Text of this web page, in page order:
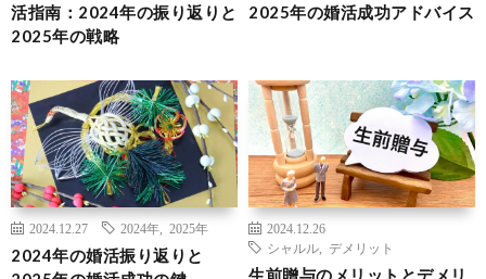
活指南：2024年の振り返りと
2025年の戦略
2025年の婚活成功アドバイス
2024.12.27 2024年 2025年
2024年の婚活振り返りと
2024.12.26
シャルル
デメリット
生前贈与のメリットとデメリ